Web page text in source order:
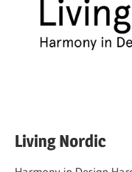
Living Nordic